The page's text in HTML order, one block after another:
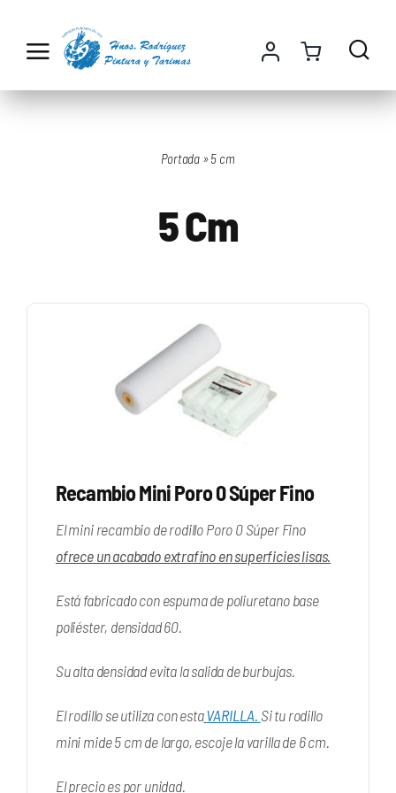
contenido
Portada »5 cm
5 Cm
Recambio Mini Poro 0 Súper Fino
El mini recambio de rodillo Poro 0 Súper Fino
ofrece un acabado extrafino en superficies lisas.
Está fabricado con espuma de poliuretano base
poliéster, densidad 60.
Su alta densidad evita la salida de burbujas.
El rodillo se utiliza con estaVARILLA. Si tu rodillo
mini mide 5 cm de largo, escoje la varilla de 6 cm.
El precio es por unidad.